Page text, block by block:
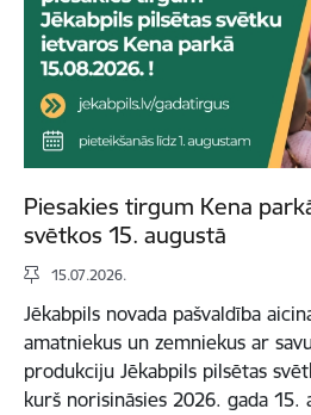
Piesakies tirgum Kena
svētkos 15. augustā
15.07.2026.
Jēkabpils novada pašvaldība
amatniekus un zemniekus ar
produkciju Jēkabpils pilsētas
kurš norisināsies 2026. gada